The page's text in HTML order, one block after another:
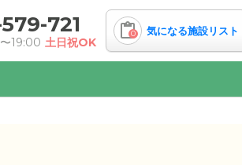
721
19:00 土日祝OK
0 気になる施設リスト